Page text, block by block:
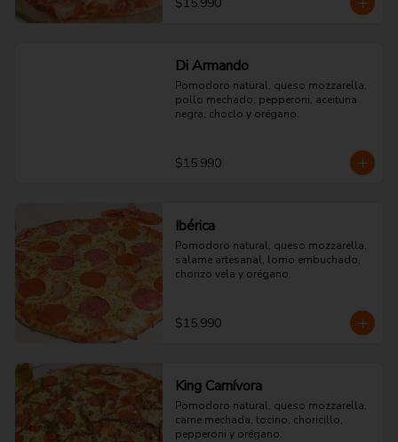
Di Armando
Pomodoro natural, queso mozzarella,
pollo mechado, pepperoni, aceituna
negra, choclo y orégano.
$15.990
Ibérica
Pomodoro natural, queso mozzarella,
salame artesanal, lomo embuchado,
chorizo vela y orégano.
$15.990
King Carnívora
Pomodoro natural, queso mozzarella,
carne mechada, tocino, choricillo,
pepperoni y orégano.